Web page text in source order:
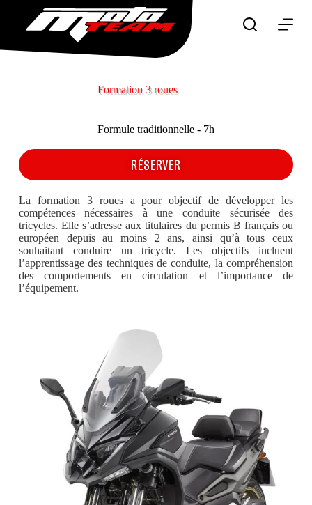
s
Formation 3 roues
Formule traditionnelle - 7h
RÉSERVER
La formation 3 roues a pour objectif de développer les
compétences nécessaires à une conduite sécurisée des
tricycles. Elle s’adresse aux titulaires du permis B français ou
européen depuis au moins 2 ans, ainsi qu’à tous ceux
souhaitant conduire un tricycle. Les objectifs incluent
l’apprentissage des techniques de conduite, la compréhension
des comportements en circulation et l’importance de
l’équipement.